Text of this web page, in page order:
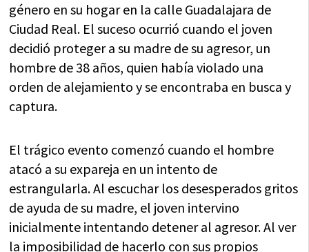
género en su hogar en la calle Guadalajara de
Ciudad Real. El suceso ocurrió cuando el joven
decidió proteger a su madre de su agresor, un
hombre de 38 años, quien había violado una
orden de alejamiento y se encontraba en busca y
captura.
El trágico evento comenzó cuando el hombre
atacó a su expareja en un intento de
estrangularla. Al escuchar los desesperados gritos
de ayuda de su madre, el joven intervino
inicialmente intentando detener al agresor. Al ver
la imposibilidad de hacerlo con sus propios